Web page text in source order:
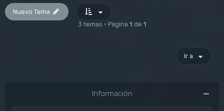
Nuevo Tema
3 temas • Página 1 de 1
Ir a
Información